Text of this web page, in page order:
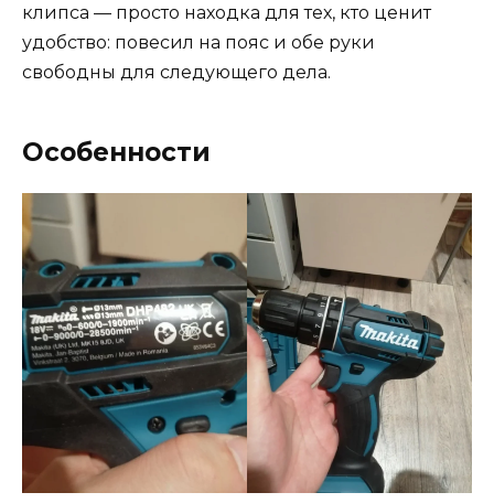
клипса — просто находка для тех, кто ценит
удобство: повесил на пояс и обе руки
свободны для следующего дела.
Особенности